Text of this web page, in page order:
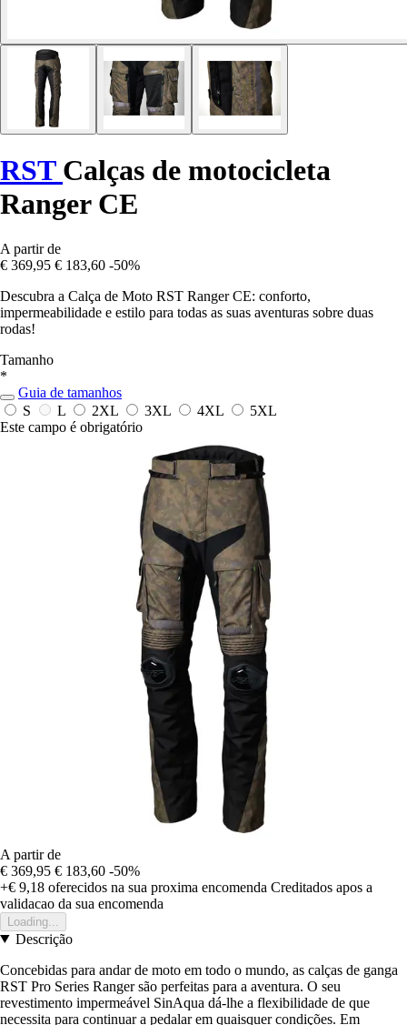
RST Calças de motocicleta
Ranger CE
A partir de
€ 369,95 € 183,60 -50%
Descubra a Calça de Moto RST Ranger CE: conforto,
impermeabilidade e estilo para todas as suas aventuras sobre duas
rodas!
Tamanho
*
Guia de tamanhos
S
L 2XL 3XL 4XL
5XL
Este campo é obrigatório
A partir de
€ 369,95 € 183,60 -50%
+€ 9,18 oferecidos na sua proxima encomenda Creditados apos a
validacao da sua encomenda
Loading...
Descrição
Concebidas para andar de moto em todo o mundo, as calças de ganga
RST Pro Series Ranger são perfeitas para a aventura. O seu
revestimento impermeável SinAqua dá-lhe a flexibilidade de que
necessita para continuar a pedalar em quaisquer condições. Em